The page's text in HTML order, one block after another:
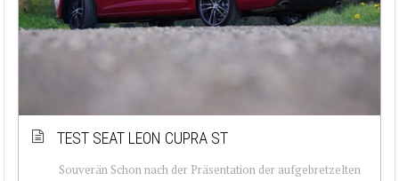
TEST SEAT LEON CUPRA ST
Souverän Schon nach der Präsentation der aufgebretzelten